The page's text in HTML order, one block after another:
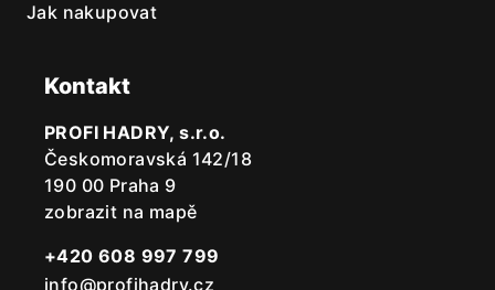
Jak nakupovat
Kontakt
PROFI HADRY, s.r.o.
Českomoravská 142/18
190 00 Praha 9
zobrazit na mapě
+420 608 997 799
info@profihadry.cz